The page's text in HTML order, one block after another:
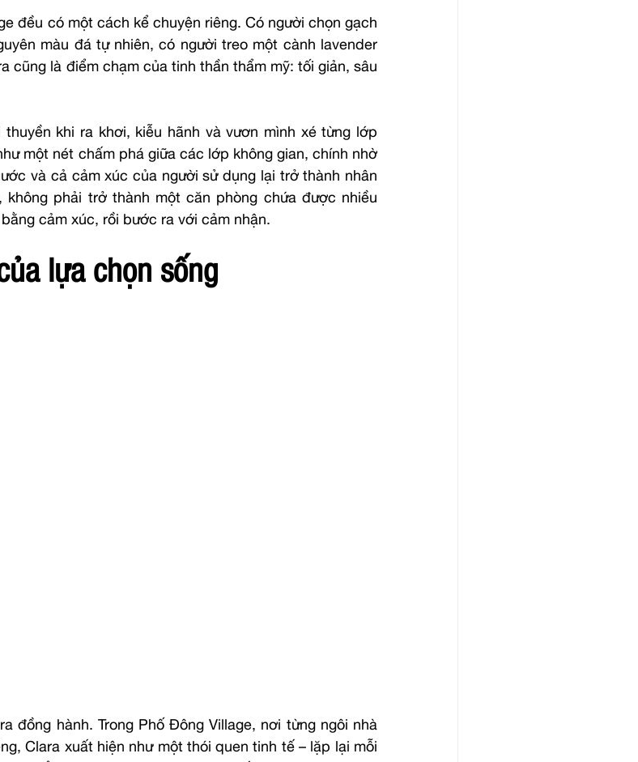
đều có một cách kể chuyện riêng. Có người chọn gạch
màu đá tự nhiên, có người treo một cành lavender
cũng là điểm chạm của tinh thần thẩm mỹ: tối giản, sâu
khi ra khơi, kiễu hãnh và vươn mình xé từng lớp
một nét chấm phá giữa các lớp không gian, chính nhờ
và cả cảm xúc của người sử dụng lại trở thành nhân
không phải trở thành một căn phòng chứa được nhiều
cảm xúc, rồi bước ra với cảm nhận.
lựa chọn sống
đồng hành. Trong Phố Đông Village, nơi từng ngôi nhà
Clara xuất hiện như một thói quen tinh tế – lặp lại mỗi